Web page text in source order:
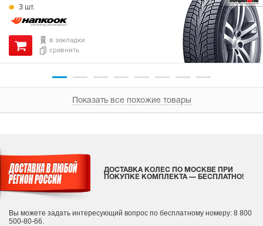
3 шт.
в закладки
сравнить
Показать все похожие товары
ДОСТАВКА КОЛЕС ПО МОСКВЕ ПРИ
ПОКУПКЕ КОМПЛЕКТА — БЕСПЛАТНО!
Вы можете задать интересующий вопрос по бесплатному номеру: 8 800
500-80-66.